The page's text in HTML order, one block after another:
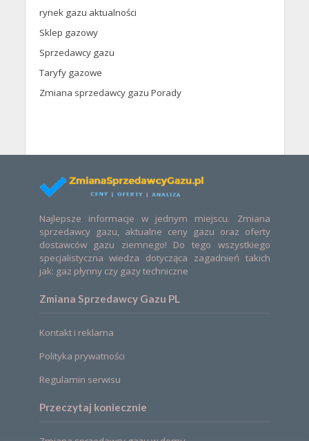
rynek gazu aktualności
Sklep gazowy
Sprzedawcy gazu
Taryfy gazowe
Zmiana sprzedawcy gazu Porady
Najlepsze informacje w jednym miejscu. Zmiana
sprzedawcy gazu, aktualne ceny gazu oraz oferty
dostawców gazu ziemnego! Do tego wszystkiego
specjalistyczna wiedza dotycząca zagadnień takich
jak: gaz płynny czy gazy techniczne
Zmiana Sprzedawcy Gazu PL
Kontakt i reklama
Polityka prywatności
Regulamin serwisu
Przeczytaj koniecznie